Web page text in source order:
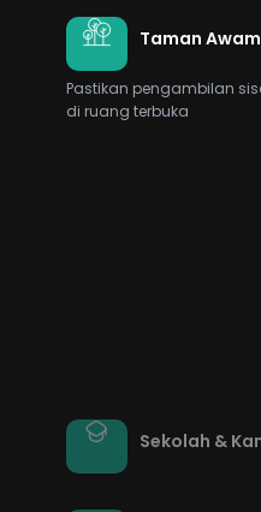
Taman Awam
Pastikan pengambilan
di ruang terbuka
Sekolah &